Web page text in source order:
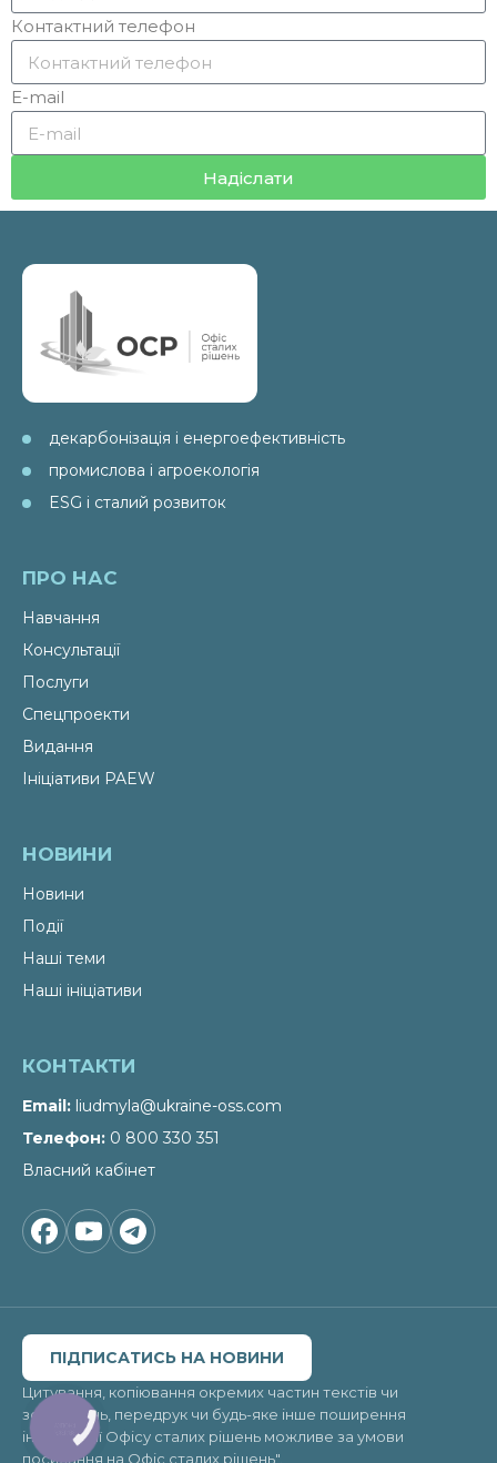
Контактний телефон
E-mail
Надіслати
декарбонізація і енергоефективність
промислова і агроекологія
ESG і сталий розвиток
ПРО НАС
Навчання
Консультації
Послуги
Спецпроекти
Видання
Ініціативи PAEW
НОВИНИ
Новини
Події
Наші теми
Наші ініціативи
КОНТАКТИ
Email liudmyla@ukraine-oss.com
Телефон 0 800 330 351
Власний кабінет
ПІДПИСАТИСЬ НА НОВИНИ
Цитування, копіювання окремих частин текстів чи
зображень, передрук чи будь-яке інше поширення
інформації Офісу сталих рішень можливе за умови
посилання на Офіс сталих рішень"